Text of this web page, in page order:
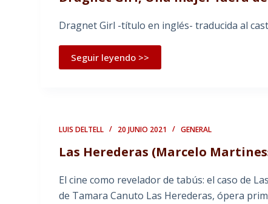
Dragnet Girl -título en inglés- traducida al
Seguir leyendo >>
LUIS DELTELL 20 JUNIO 2021 GENERAL
Las Herederas (Marcelo
El cine como revelador de tabús: el caso de
de Tamara Canuto Las Herederas, ópera